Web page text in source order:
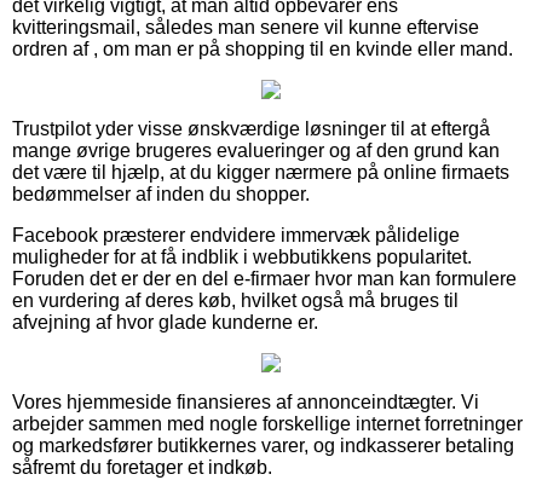
det virkelig vigtigt, at man altid opbevarer ens
kvitteringsmail, således man senere vil kunne eftervise
ordren af , om man er på shopping til en kvinde eller mand.
Trustpilot yder visse ønskværdige løsninger til at eftergå
mange øvrige brugeres evalueringer og af den grund kan
det være til hjælp, at du kigger nærmere på online firmaets
bedømmelser af inden du shopper.
Facebook præsterer endvidere immervæk pålidelige
muligheder for at få indblik i webbutikkens popularitet.
Foruden det er der en del e-firmaer hvor man kan formulere
en vurdering af deres køb, hvilket også må bruges til
afvejning af hvor glade kunderne er.
Vores hjemmeside finansieres af annonceindtægter. Vi
arbejder sammen med nogle forskellige internet forretninger
og markedsfører butikkernes varer, og indkasserer betaling
såfremt du foretager et indkøb.